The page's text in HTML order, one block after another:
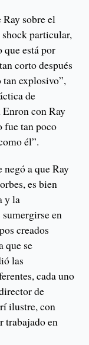
sobre el
particular,
que está por
corto después
explosivo”,
de
con Ray
fue tan poco
él”.
a que Ray
es bien
y la
en
creados
que se
las
cada uno
de
ilustre, con
trabajado en